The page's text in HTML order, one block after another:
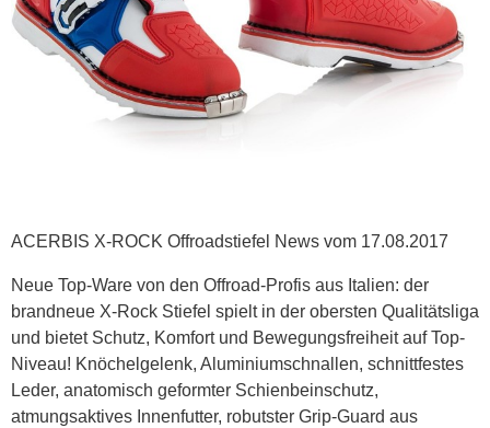
ACERBIS X-ROCK Offroadstiefel News vom 17.08.2017
Neue Top-Ware von den Offroad-Profis aus Italien: der
brandneue X-Rock Stiefel spielt in der obersten Qualitätsliga
und bietet Schutz, Komfort und Bewegungsfreiheit auf Top-
Niveau! Knöchelgelenk, Aluminiumschnallen, schnittfestes
Leder, anatomisch geformter Schienbeinschutz,
atmungsaktives Innenfutter, robutster Grip-Guard aus